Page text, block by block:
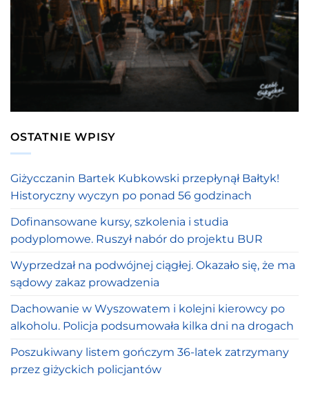
OSTATNIE WPISY
Giżycczanin Bartek Kubkowski przepłynął Bałtyk!
Historyczny wyczyn po ponad 56 godzinach
Dofinansowane kursy, szkolenia i studia
podyplomowe. Ruszył nabór do projektu BUR
Wyprzedzał na podwójnej ciągłej. Okazało się, że ma
sądowy zakaz prowadzenia
Dachowanie w Wyszowatem i kolejni kierowcy po
alkoholu. Policja podsumowała kilka dni na drogach
Poszukiwany listem gończym 36-latek zatrzymany
przez giżyckich policjantów